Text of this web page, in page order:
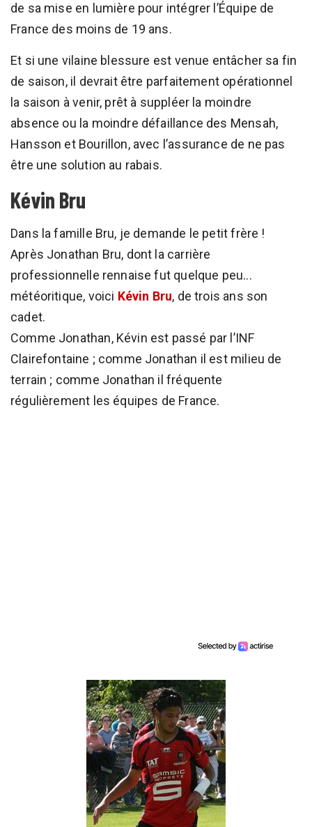
de sa mise en lumière pour intégrer l’Équipe de
France des moins de 19 ans.
Et si une vilaine blessure est venue entâcher sa fin
de saison, il devrait être parfaitement opérationnel
la saison à venir, prêt à suppléer la moindre
absence ou la moindre défaillance des Mensah,
Hansson et Bourillon, avec l’assurance de ne pas
être une solution au rabais.
Kévin Bru
Dans la famille Bru, je demande le petit frère !
Après Jonathan Bru, dont la carrière
professionnelle rennaise fut quelque peu...
météoritique, voici Kévin Bru, de trois ans son
cadet.
Comme Jonathan, Kévin est passé par l’INF
Clairefontaine ; comme Jonathan il est milieu de
terrain ; comme Jonathan il fréquente
régulièrement les équipes de France.